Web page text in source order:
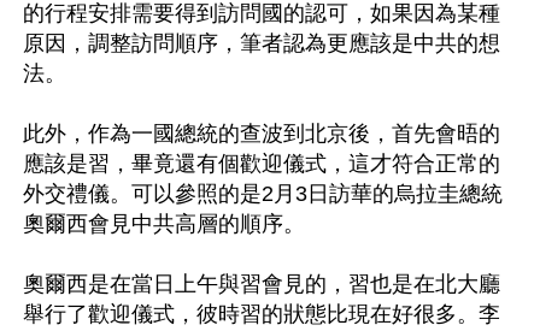
的行程安排需要得到訪問國的認可，如果因為某種
原因，調整訪問順序，筆者認為更應該是中共的想
法。
此外，作為一國總統的查波到北京後，首先會晤的
應該是習，畢竟還有個歡迎儀式，這才符合正常的
外交禮儀。可以參照的是2月3日訪華的烏拉圭總統
奧爾西會見中共高層的順序。
奧爾西是在當日上午與習會見的，習也是在北大廳
舉行了歡迎儀式，彼時習的狀態比現在好很多。李